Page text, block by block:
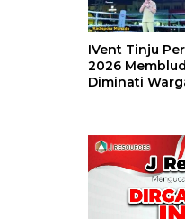
IVent Tinju
2026
Diminati